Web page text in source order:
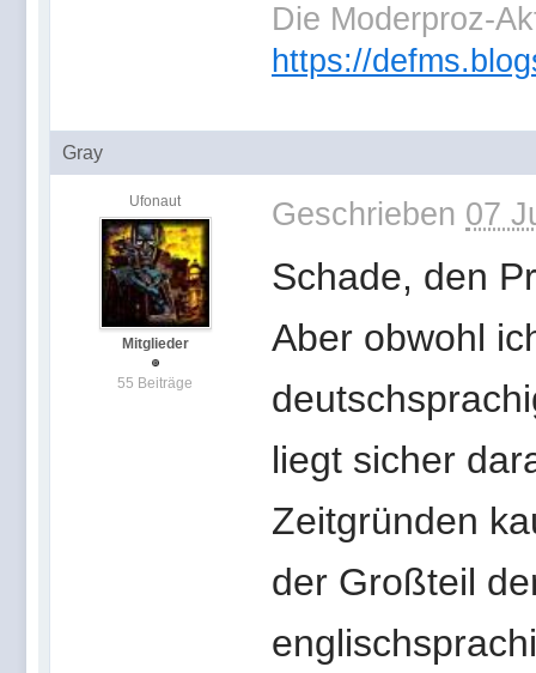
Die Moderproz-
https://
Gray
Ufonaut
Mitglieder
55 Beiträge
Geschrieben 07
Schade, den
Aber obwohl
liegt sicher
Zeitgründen
der Großteil